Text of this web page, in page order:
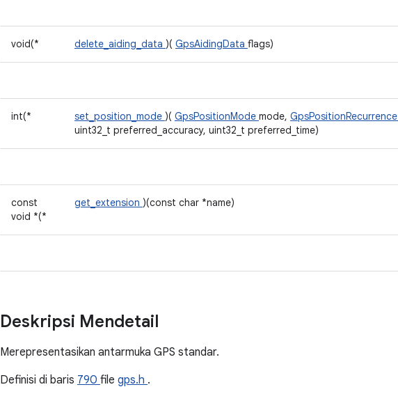
void(* delete_aiding_data )( GpsAidingData flags)
int(* set_position_mode )( GpsPositionMode mode, GpsPositionRecurrence
uint32_t preferred_accuracy, uint32_t preferred_time)
const
void *(*
get_extension )(const char *name)
Deskripsi Mendetail
Merepresentasikan antarmuka GPS standar.
Definisi di baris 790 file gps.h .